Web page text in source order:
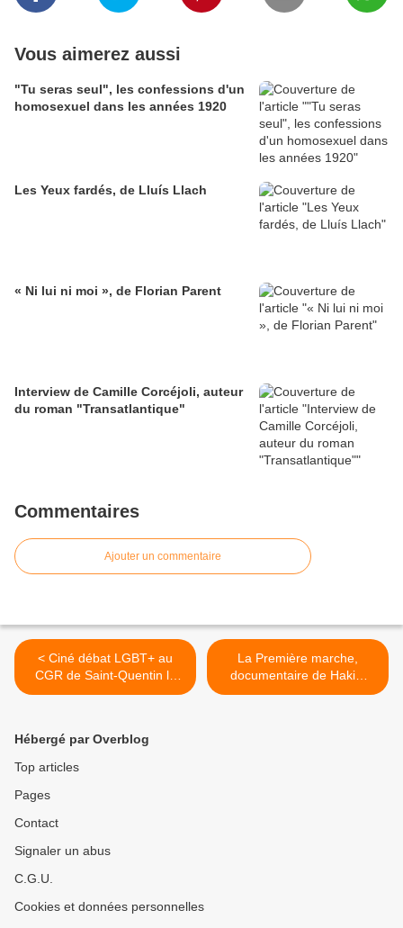
Vous aimerez aussi
"Tu seras seul", les confessions d'un
homosexuel dans les années 1920
Les Yeux fardés, de Lluís Llach
« Ni lui ni moi », de Florian Parent
Interview de Camille Corcéjoli, auteur
du roman "Transatlantique"
Commentaires
Ajouter un commentaire
< Ciné débat LGBT+ au
CGR de Saint-Quentin le
vendredi 21 janvier 2022 à
La Première marche,
documentaire de Hakim
Atoui et Baptiste
Hébergé par Overblog
Top articles
Pages
Contact
Signaler un abus
C.G.U.
Cookies et données personnelles